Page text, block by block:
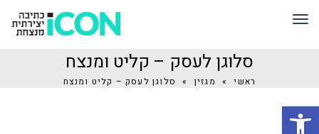
פתח סרגל נגישות
תפריט
סלוגן לעסק – קליט ומנצח
ראשי » מגזין » סלוגן לעסק – קליט ומנצח